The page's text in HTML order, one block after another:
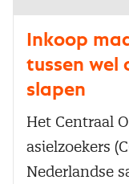
Inkoop
tussen wel
slapen
Het Centraal
asielzoekers
Nederlandse